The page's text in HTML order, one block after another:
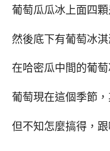
葡萄瓜瓜冰上面四顆
然後底下有葡萄冰淇
在哈密瓜中間的葡萄
葡萄現在這個季節
但不知怎麼搞得，